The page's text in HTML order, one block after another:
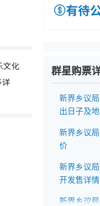
文化
有待
群星购票
新界乡议
出日子及
新界乡议
价
新界乡议
开发售详情
新界乡议